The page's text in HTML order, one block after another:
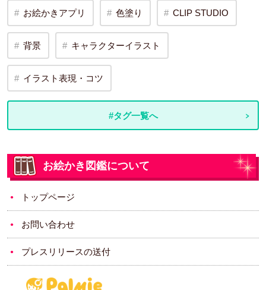
お絵かきアプリ 色塗り CLIP STUDIO
背景 キャラクターイラスト
イラスト表現・コツ
#タグ一覧へ
お絵かき図鑑について
トップページ
お問い合わせ
プレスリリースの送付